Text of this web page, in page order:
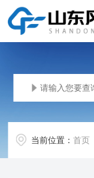
当前位置：首页